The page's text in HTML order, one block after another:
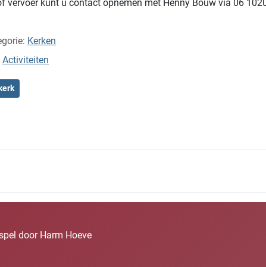
vervoer kunt u contact opnemen met Henny Bouw via 06
Kerken
Activiteiten
door Harm Hoeve